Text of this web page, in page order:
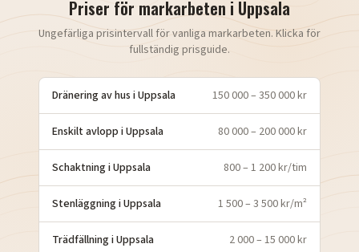
Priser för markarbeten i Uppsala
Ungefärliga prisintervall för vanliga markarbeten. Klicka för
fullständig prisguide.
Dränering av hus iUppsala 150 000 – 350 000 kr
Enskilt avlopp iUppsala 80 000 – 200 000 kr
SchaktningiUppsala 800 – 1 200 kr/tim
StenläggningiUppsala 1 500 – 3 500 kr/m²
TrädfällningiUppsala 2 000 – 15 000 kr